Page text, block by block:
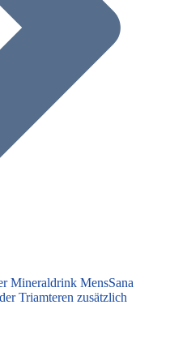
Mineraldrink MensSana
Triamteren zusätzlich